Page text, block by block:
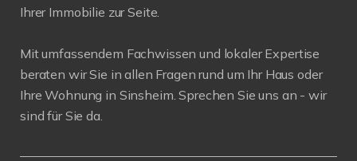
Ihrer Immobilie zur Seite.
Mit umfassendem Fachwissen und lokaler Expertise
beraten wir Sie in allen Fragen rund um Ihr Haus oder
Ihre Wohnung in Sinsheim. Sprechen Sie uns an - wir
sind für Sie da.